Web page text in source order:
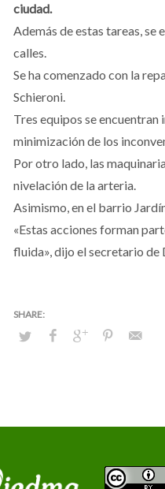
ciudad.
Además de estas tareas,
calles.
Se ha comenzado con la
Schieroni.
Tres equipos se
minimización de los
Por otro lado, las
nivelación de la arteria.
Asimismo, en el barrio
«Estas acciones forman
fluida», dijo el secretario